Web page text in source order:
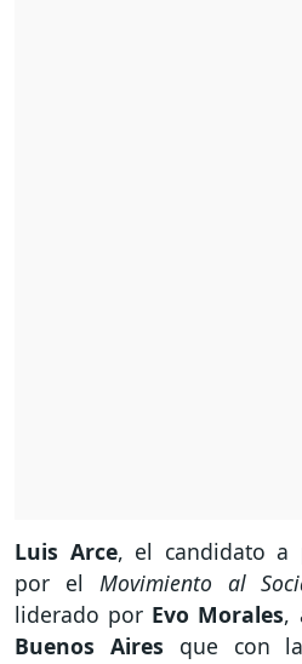
Luis Arce, el candidato a
por el Movimiento al
liderado por Evo Morales,
Buenos Aires que con